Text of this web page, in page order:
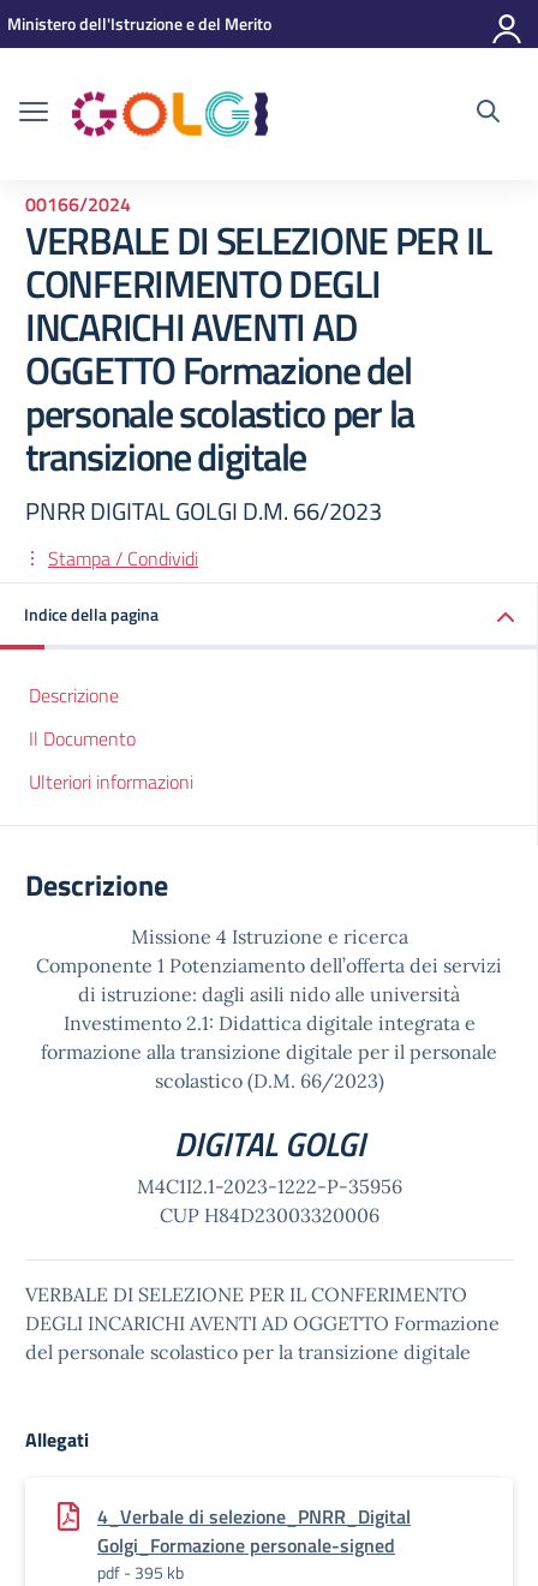
Vai ai contenuti
Vai al menu di navigazione
Vai al footer
Ministero dell'Istruzione e del Merito
00166/2024
VERBALE DI SELEZIONE PER IL
CONFERIMENTO DEGLI
INCARICHI AVENTI AD
OGGETTO Formazione del
personale scolastico per la
transizione digitale
PNRR DIGITAL GOLGI D.M. 66/2023
Stampa / Condividi
Indice della pagina
Descrizione
Il Documento
Ulteriori informazioni
Descrizione
Missione 4 Istruzione e ricerca
Componente 1 Potenziamento dell’offerta dei servizi
di istruzione: dagli asili nido alle università
Investimento 2.1: Didattica digitale integrata e
formazione alla transizione digitale per il personale
scolastico (D.M. 66/2023)
DIGITAL GOLGI
M4C1I2.1-2023-1222-P-35956
CUP H84D23003320006
VERBALE DI SELEZIONE PER IL CONFERIMENTO
DEGLI INCARICHI AVENTI AD OGGETTO Formazione
del personale scolastico per la transizione digitale
Allegati
4_Verbale di selezione_PNRR_Digital
Golgi_Formazione personale-signed
pdf - 395 kb